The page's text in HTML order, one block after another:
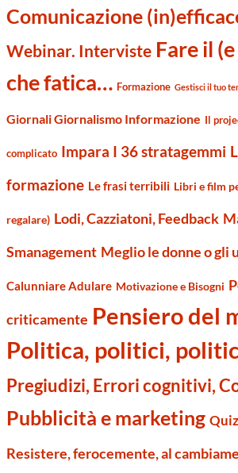
Comunicazione
Webinar. Interviste Fare il
che fatica… Formazione Gestisci il tuo
Giornali Giornalismo Informazione Il
complicato Impara I 36 stratagemmi
formazione Le frasi terribili Libri e film
regalare) Lodi, Cazziatoni, Feedback
Smanagement Meglio le donne o gli
Calunniare Adulare Motivazione e Bisogni
criticamente Pensiero del
Politica, politici,
Pregiudizi, Errori cognitivi,
Pubblicità e marketing
Resistere, ferocemente, al